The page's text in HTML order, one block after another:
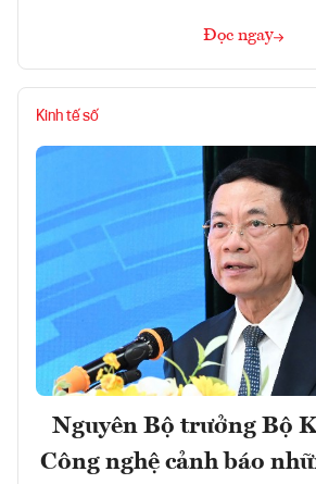
Đọc ngay
Kinh tế số
Nguyên Bộ trưởng Bộ
Công nghệ cảnh báo